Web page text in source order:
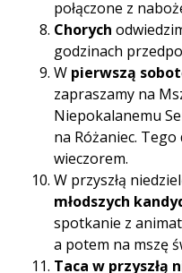
połączone z
Chorych
godzinach
W pierwszą
zapraszamy na
Niepokalanemu
na Różaniec.
wieczorem.
W przyszłą
młodszych
spotkanie z
a potem na mszę
Taca w przyszłą